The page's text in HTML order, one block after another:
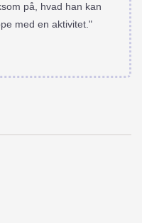
på, hvad han kan
med en aktivitet."